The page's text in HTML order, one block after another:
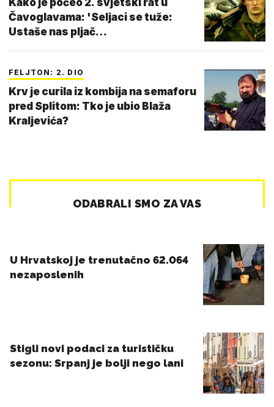
Čavoglavama: 'Seljaci se tuže:
Ustaše nas pljač…
FELJTON: 2. DIO
Krv je curila iz kombija na semaforu
pred Splitom: Tko je ubio Blaža
Kraljevića?